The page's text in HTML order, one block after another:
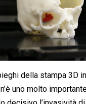
della stampa 3D
uno molto